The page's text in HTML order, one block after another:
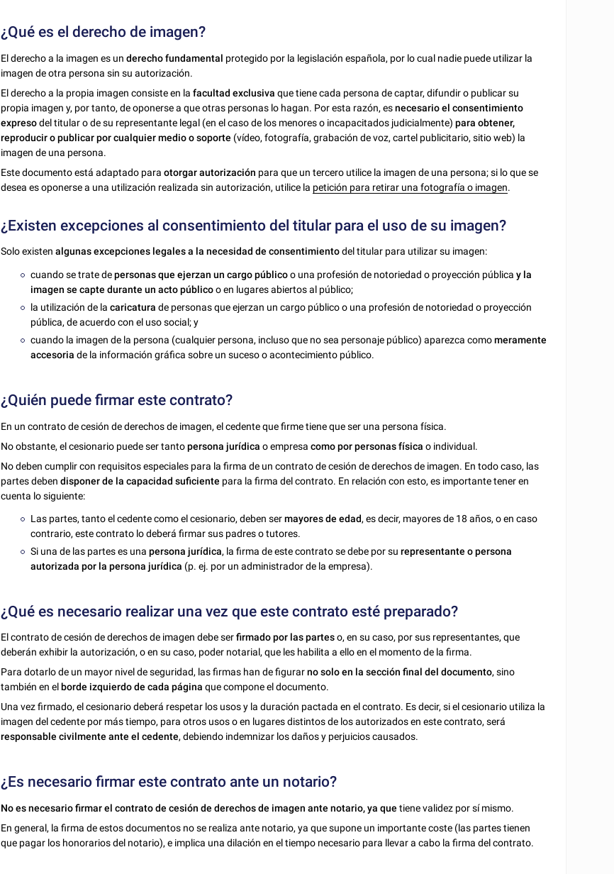
¿Qué es el derecho de imagen?
El derecho a la imagen es underecho fundamental protegido por la legislación española, por lo cual nadie puede utilizar la
imagen de otra persona sin su autorización.
El derecho a la propia imagen consiste en lafacultad exclusiva que tiene cada persona de captar, difundir o publicar su
propia imagen y, por tanto, de oponerse a que otras personas lo hagan. Por esta razón, esnecesario el consentimiento
expresodel titular o de su representante legal (en el caso de los menores o incapacitados judicialmente)para obtener,
reproducir o publicar porcualquier medio o soporte (vídeo, fotografía, grabación de voz, cartel publicitario, sitio web) la
imagen de una persona.
Este documento está adaptado paraotorgar autorización para que un tercero utilice la imagen de una persona; si lo que se
desea es oponerse a una utilización realizada sin autorización, utilice la petición para retirar una fotografía o imagen.
¿Existen excepciones al consentimiento del titular para el uso de su imagen?
Solo existenalgunas excepciones legalesa la necesidad de consentimientodel titular para utilizar su imagen:
cuando se trate depersonas que ejerzan un cargo públicoo una profesión de notoriedad o proyección públicay la
imagen se capte durante un acto públicoo en lugares abiertos al público;
la utilización de lacaricatura de personas que ejerzan un cargo público o una profesión de notoriedad o proyección
pública, de acuerdo con el uso social; y
cuando la imagen de la persona (cualquier persona, incluso que no sea personaje público) aparezca comomeramente
accesoria de la información gráfica sobre un suceso o acontecimiento público.
¿Quién puede firmar este contrato?
En un contrato de cesión de derechos de imagen, el cedente que firme tiene que ser una persona física.
No obstante, el cesionario puede ser tantopersona jurídica o empresa como por personas físicao individual.
No deben cumplir con requisitos especiales para la firma de un contrato de cesión de derechos de imagen. En todo caso, las
partes debendisponer de la capacidad suficiente para la firma del contrato. En relación con esto, es importante tener en
cuenta lo siguiente:
Las partes, tanto el cedente como el cesionario, deben sermayores de edad, es decir, mayores de 18 años, o en caso
contrario, este contrato lo deberá firmar sus padres o tutores.
Si una de las partes es unapersona jurídica, la firma de este contrato se debe por surepresentante o persona
autorizada por la persona jurídica (p. ej. por un administrador de la empresa).
¿Qué es necesario realizar una vez que este contrato esté preparado?
El contrato de cesión de derechos de imagen debe serfirmado por las parteso, en su caso, por sus representantes, que
deberán exhibir la autorización, o en su caso, poder notarial, que les habilita a ello en el momento de la firma.
Para dotarlo de un mayor nivel de seguridad, las firmas han de figurarno solo en la sección final del documento, sino
también en el borde izquierdo de cada página que compone el documento.
Una vez firmado, el cesionario deberá respetar los usos y la duración pactada en el contrato. Es decir, si el cesionario utiliza la
imagen del cedente por más tiempo, para otros usos o en lugares distintos de los autorizados en este contrato, será
responsable civilmente ante el cedente, debiendo indemnizar los daños y perjuicios causados.
¿Es necesario firmar este contrato ante un notario?
No es necesario firmar el contrato de cesión de derechos de imagen ante notario, ya que tiene validez por sí mismo.
En general, la firma de estos documentos no se realiza ante notario, ya que supone un importante coste (las partes tienen
que pagar los honorarios del notario), e implica una dilación en el tiempo necesario para llevar a cabo la firma del contrato.